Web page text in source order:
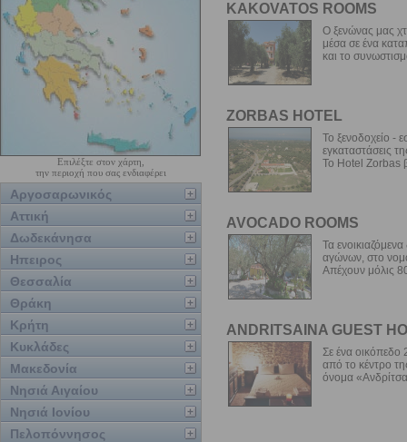
Επιλέξτε στον χάρτη,
την περιοχή που σας ενδιαφέρει
Αργοσαρωνικός
Αττική
Δωδεκάνησα
Ηπειρος
Θεσσαλία
Θράκη
Κρήτη
Κυκλάδες
Μακεδονία
Νησιά Αιγαίου
Νησιά Ιονίου
Πελοπόννησος
KAKOVATOS ROOMS
Ο ξενώνας μας
μέσα σε ένα
και το
ZORBAS HOTEL
Το ξενοδοχείο -
εγκαταστάσεις
Το Hotel Zorbas
AVOCADO ROOMS
Τα
αγώνων, στο
Απέχουν μόλις
ANDRITSAINA GUEST
Σε ένα οικόπεδο
από το κέντρο
όνομα